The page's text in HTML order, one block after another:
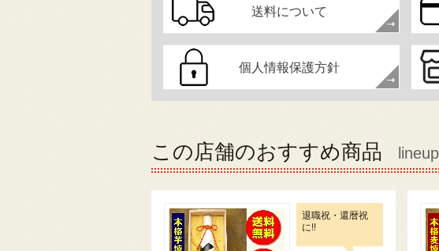
送料について
個人情報保護方針
この店舗のおすすめ商品 lineup
退職祝・還暦祝
に!!